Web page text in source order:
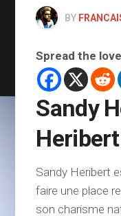
BY
Spread the love
Sandy
Sandy Heribert
faire une place
son charisme